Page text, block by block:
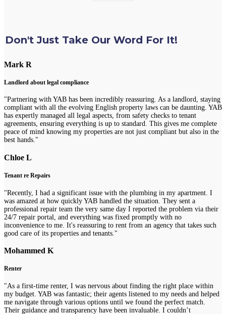
Don't Just Take Our Word For It!
Mark R
Landlord about legal compliance
"Partnering with YAB has been incredibly reassuring. As a landlord, staying
compliant with all the evolving English property laws can be daunting. YAB
has expertly managed all legal aspects, from safety checks to tenant
agreements, ensuring everything is up to standard. This gives me complete
peace of mind knowing my properties are not just compliant but also in the
best hands."
Chloe L
Tenant re Repairs
"Recently, I had a significant issue with the plumbing in my apartment. I
was amazed at how quickly YAB handled the situation. They sent a
professional repair team the very same day I reported the problem via their
24/7 repair portal, and everything was fixed promptly with no
inconvenience to me. It's reassuring to rent from an agency that takes such
good care of its properties and tenants."
Mohammed K
Renter
"As a first-time renter, I was nervous about finding the right place within
my budget. YAB was fantastic; their agents listened to my needs and helped
me navigate through various options until we found the perfect match.
Their guidance and transparency have been invaluable. I couldn’t